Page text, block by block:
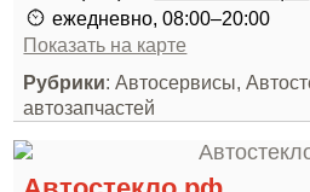
ежедневно, 08:00–20:00
Показать на карте
Рубрики: Автосервисы,
автозапчастей